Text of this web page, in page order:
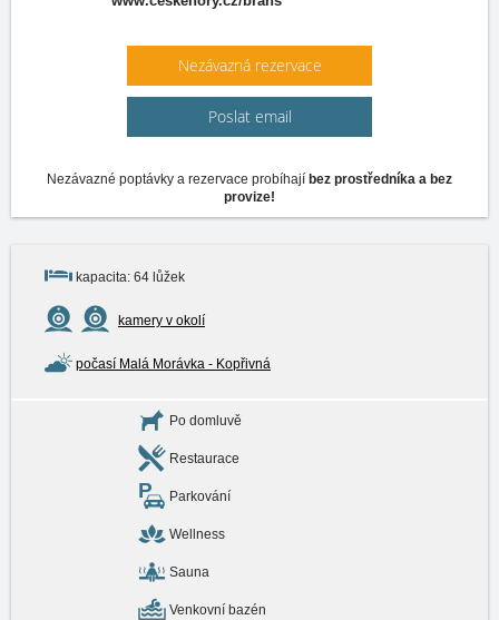
Nezávazná rezervace
Poslat email
Nezávazné poptávky a rezervace probíhají bez prostředníka a bez
provize!
kapacita: 64 lůžek
kamery v okolí
počasí Malá Morávka - Kopřivná
Po domluvě
Restaurace
Parkování
Wellness
Sauna
Venkovní bazén